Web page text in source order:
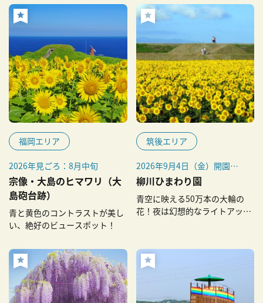
福岡エリア
2026年見ごろ：8月中旬
宗像・大島のヒマワリ（大
島砲台跡）
青と黄色のコントラストが美し
い、絶好のビュースポット！
筑後エリア
2026年9月4日（金）開園予
定
柳川ひまわり園
青空に映える50万本の大輪の
花！夜は幻想的なライトアップ